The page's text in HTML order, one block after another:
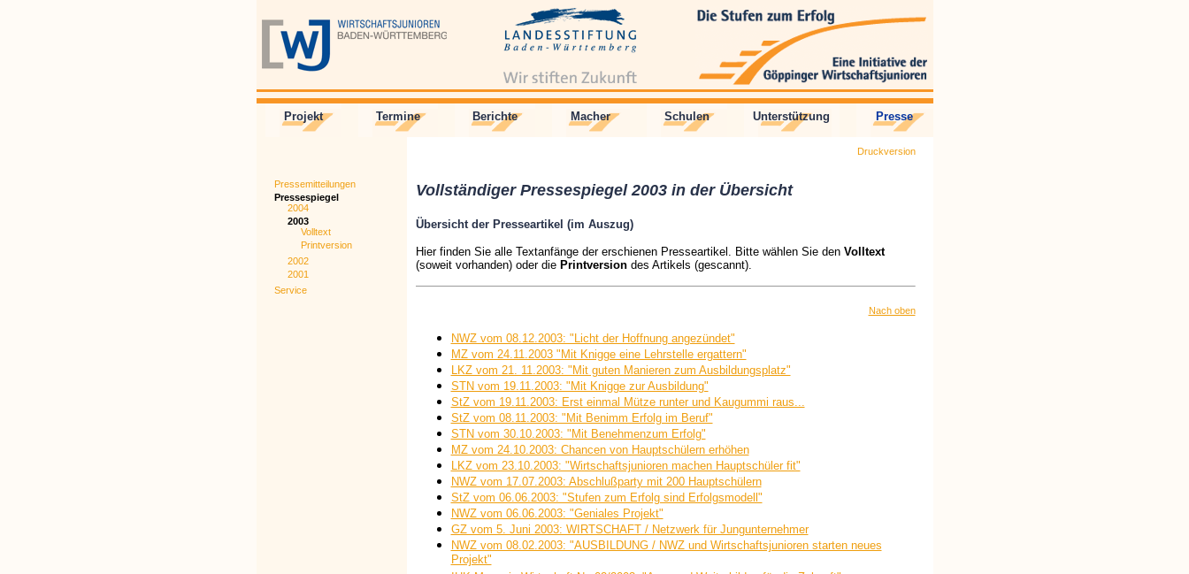
Projekt Termine Berichte Macher Schulen Unterstützung Presse
Pressemitteilungen
Pressespiegel
2004
2003
Volltext
Printversion
2002
2001
Service
Druckversion
Vollständiger Pressespiegel 2003 in der Übersicht
Übersicht der Presseartikel (im Auszug)
Hier finden Sie alle Textanfänge der erschienen Presseartikel. Bitte wählen Sie den Volltext
(soweit vorhanden) oder die Printversiondes Artikels (gescannt).
Nach oben
NWZ vom 08.12.2003: "Licht der Hoffnung angezündet"
MZ vom 24.11.2003 "Mit Knigge eine Lehrstelle ergattern"
LKZ vom 21. 11.2003: "Mit guten Manieren zum Ausbildungsplatz"
STN vom 19.11.2003: "Mit Knigge zur Ausbildung"
StZ vom 19.11.2003: Erst einmal Mütze runter und Kaugummi raus...
StZ vom 08.11.2003: "Mit Benimm Erfolg im Beruf"
STN vom 30.10.2003: "Mit Benehmenzum Erfolg"
MZ vom 24.10.2003: Chancen von Hauptschülern erhöhen
LKZ vom 23.10.2003: "Wirtschaftsjunioren machen Hauptschüler fit"
NWZ vom 17.07.2003: Abschlußparty mit 200 Hauptschülern
StZ vom 06.06.2003: "Stufen zum Erfolg sind Erfolgsmodell"
NWZ vom 06.06.2003: "Geniales Projekt"
GZ vom 5. Juni 2003: WIRTSCHAFT / Netzwerk für Jungunternehmer
NWZ vom 08.02.2003: "AUSBILDUNG / NWZ und Wirtschaftsjunioren starten neues
Projekt"